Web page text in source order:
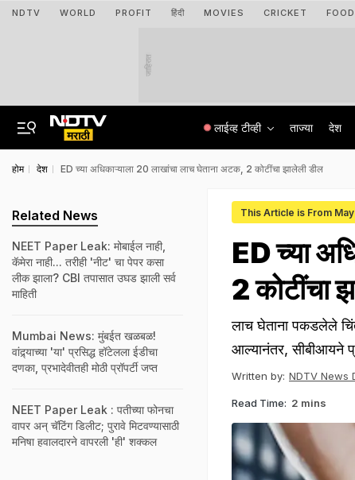
NDTV WORLD PROFIT हिंदी MOVIES CRICKET FOOD
जाहिरात
लाईव्ह टीव्ही ताज्या देश
होम देश ED च्या अधिकाऱ्याला 20 लाखांचा लाच घेताना अटक, 2 कोटींचा झालेली डील
This Article is From
ED च्या
2 कोटींचा
लाच घेताना पकडलेले
आल्यानंतर, सीबीआयने
Written by: NDTV News
Read Time: 2 mins
Related News
NEET Paper Leak: मोबाईल नाही,
कॅमेरा नाही... तरीही 'नीट' चा पेपर कसा
लीक झाला? CBI तपासात उघड झाली सर्व
माहिती
Mumbai News: मुंबईत खळबळ!
वांद्र्याच्या 'या' प्रसिद्ध हॉटेलला ईडीचा
दणका, प्रभादेवीतही मोठी प्रॉपर्टी जप्त
NEET Paper Leak : पतीच्या फोनचा
वापर अन् चॅटिंग डिलीट; पुरावे मिटवण्यासाठी
मनिषा हवालदारने वापरली 'ही' शक्कल